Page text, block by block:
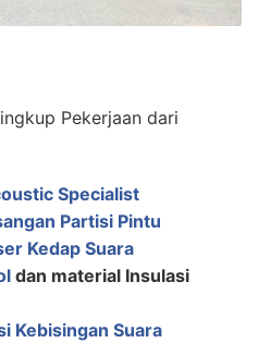
Pekerjaan dari
Specialist
Partisi Pintu
Kedap Suara
dan material Insulasi
Kebisingan Suara